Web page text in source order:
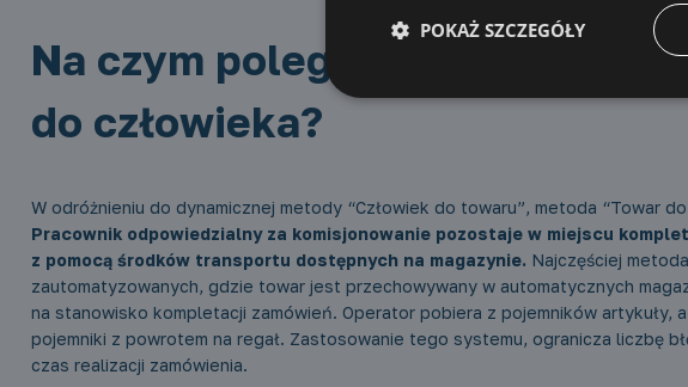
Na czym polega kompletacja
do człowieka?
W odróżnieniu do dynamicznej metody “Człowiek do towaru”, metoda “Towar
Pracownik odpowiedzialny za komisjonowanie pozostaje w miejscu
z pomocą środków transportu dostępnych na magazynie. Najczęściej
zautomatyzowanych, gdzie towar jest przechowywany w automatycznych
na stanowisko kompletacji zamówień. Operator pobiera z pojemników artykuły,
pojemniki z powrotem na regał. Zastosowanie tego systemu, ogranicza liczbę
czas realizacji zamówienia.
POKAŻ SZCZEGÓŁY